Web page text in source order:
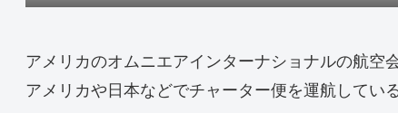
アメリカのオムニエアインターナショナルの航空
アメリカや日本などでチャーター便を運航してい